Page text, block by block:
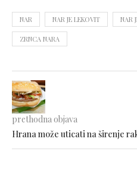
NAR NAR JE LEKOVIT NAR
ZRNCA NARA
prethodna objava
Hrana može uticati na širenje